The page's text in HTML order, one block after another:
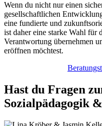
Wenn du nicht nur einen
gesellschaftlichen
eine fundierte und
ist daher eine starke Wahl für
Verantwortung übernehmen
eröffnen möchtest.
Hast du Fragen
Sozialpädagogik